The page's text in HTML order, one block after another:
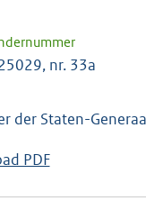
nr. 33a
der Staten-
PDF